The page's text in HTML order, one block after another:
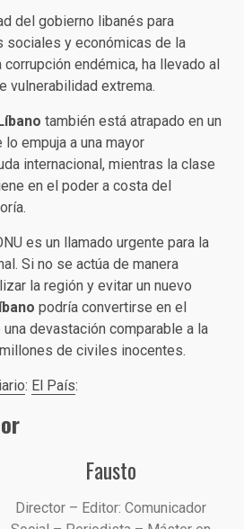
del gobierno libanés para
sociales y económicas de la
endémica, ha llevado al
vulnerabilidad extrema.
también está atrapado en un
empuja a una mayor
internacional, mientras la clase
en el poder a costa del
es un llamado urgente para la
Si no se actúa de manera
la región y evitar un nuevo
podría convertirse en el
devastación comparable a la
de civiles inocentes.
: El País:
Fausto
Director – Editor: Comunicador